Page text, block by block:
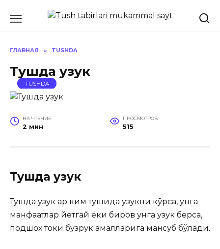
ГЛАВНАЯ » TUSHDA
Тушда узук
TUSHDA
НА ЧТЕНИЕ
2 мин
ПРОСМОТРОВ
515
Тушда узук
Тушда узук Ҳар ким тушида узукни кўрса, унга
манфаатлар йетгай ёки биров унга узук берса,
подшохтоки бузрук амалларига мансуб бўлади.